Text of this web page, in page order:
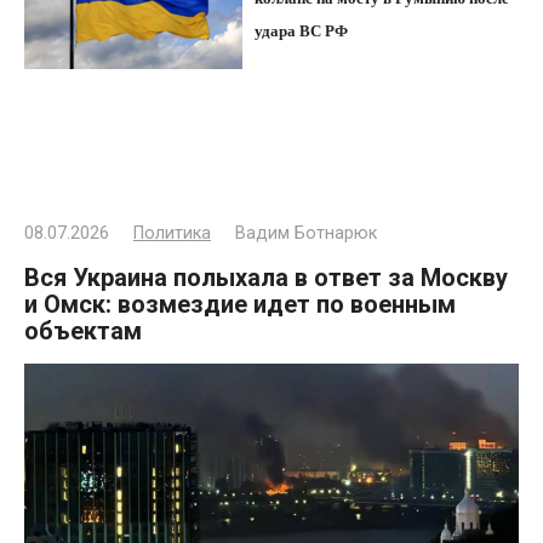
удара ВС РФ
08.07.2026 Политика Вадим Ботнарюк
Вся Украина полыхала в ответ за Москву
и Омск: возмездие идет по военным
объектам